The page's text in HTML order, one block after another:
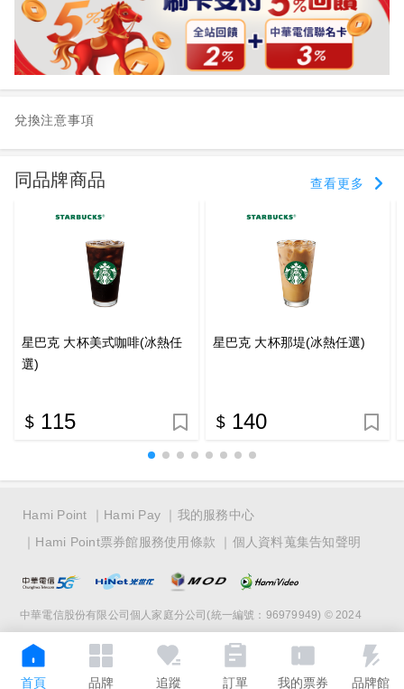
首頁 品牌 追蹤 訂單 我的票券 品牌館
兌換注意事項
同品牌商品 查看更多
星巴克 大杯美式咖啡(冰熱任
選)
115
星巴克 大杯那堤(冰熱任選)
140
Hami Point Hami Pay
我的服務中心
Hami Point票券館服務使用條款
個人資料蒐集告知聲明
中華電信股份有限公司個人家庭分公司(統一編號：96979949) © 2024